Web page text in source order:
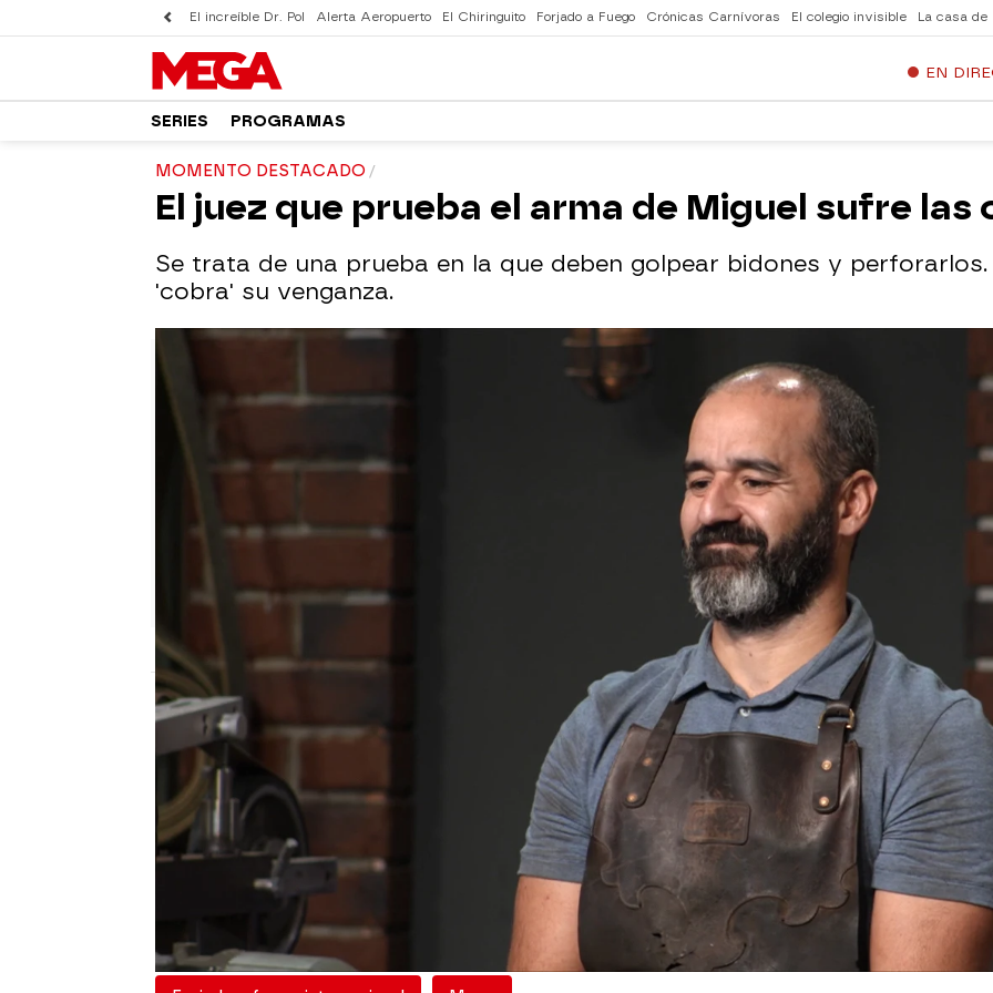
El increíble Dr. Pol Alerta Aeropuerto El Chiringuito Forjado a Fuego Crónicas Carnívoras El colegio invisible La casa de
EN
SERIES PROGRAMAS
MOMENTO DESTACADO
El juez que prueba el arma de Miguel sufre
Se trata de una prueba en la que deben golpear bidones y
'cobra' su venganza.
mega
Madrid
Publicado:
WhatsappFacebook
Una vez terminado el cuchillo de trincheraque debían elaborar,
llega el momento de someterlo a las diferentes pruebas de
resistencia y letalidad.
Mariano Gugliotta
es el encargado de
golpear los cuchillos contra unos
bidones de gasolina
para ver
si superan la prueba o no. Cuando usa el cuchillo de Miguel,
Mariano sufre las consecuencias.